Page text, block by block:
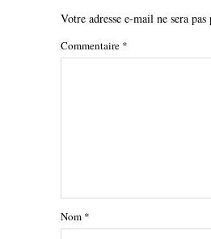
Votre adresse e-mail ne sera pas
Commentaire *
Nom *